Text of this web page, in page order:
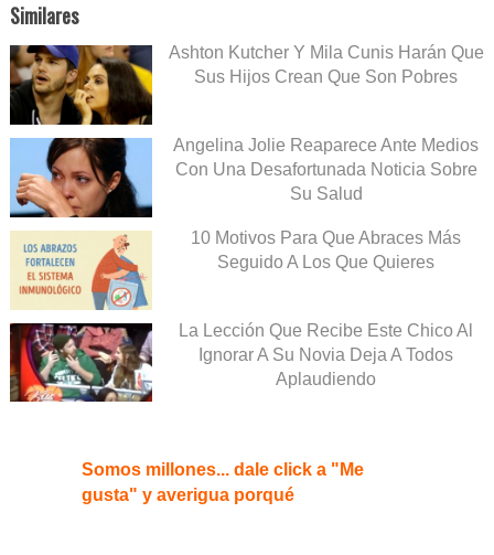
Similares
Ashton Kutcher Y Mila Cunis Harán Que
Sus Hijos Crean Que Son Pobres
Angelina Jolie Reaparece Ante Medios
Con Una Desafortunada Noticia Sobre
Su Salud
10 Motivos Para Que Abraces Más
Seguido A Los Que Quieres
La Lección Que Recibe Este Chico Al
Ignorar A Su Novia Deja A Todos
Aplaudiendo
Somos millones... dale click a "Me
gusta" y averigua porqué